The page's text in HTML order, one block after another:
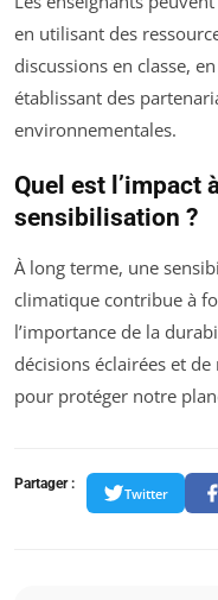
en utilisant des
discussions en classe,
établissant des
environnementales.
Quel est l’impact
sensibilisation ?
À long terme, une
climatique contribue à
l’importance de la
décisions éclairées et
pour protéger notre
Partager :
Twitter